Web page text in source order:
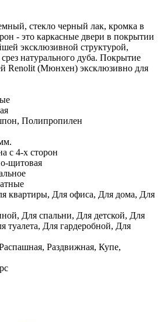
стекло черный лак, кромка в
- это каркасные двери в покрытии
эксклюзивной структурой,
натурального дуба. Покрытие
Renolit (Мюнхен) эксклюзивно для
Полипропилен
с 4-х сторон
щитовая
квартиры, Для офиса, Для дома, Для
Для спальни, Для детской, Для
туалета, Для гардеробной, Для
Раздвижная, Купе,